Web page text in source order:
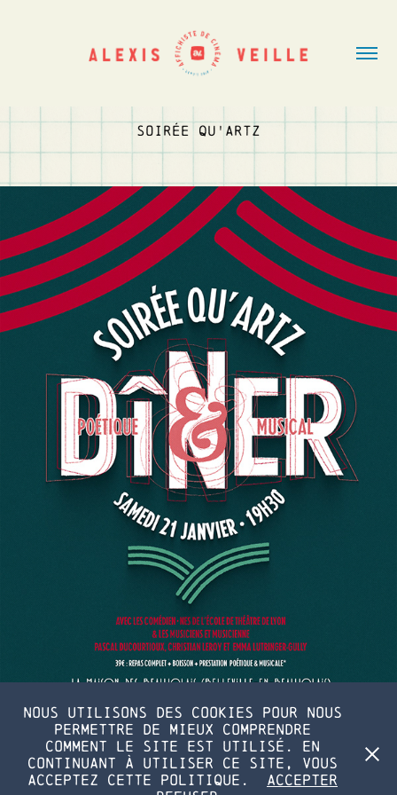
SOIRÉE QU'ARTZ
Alexis Veille — 2025
Nous utilisons des cookies pour nous
permettre de mieux comprendre
comment le site est utilisé. En
continuant à utiliser ce site, vous
acceptez cette politique.
Accepter